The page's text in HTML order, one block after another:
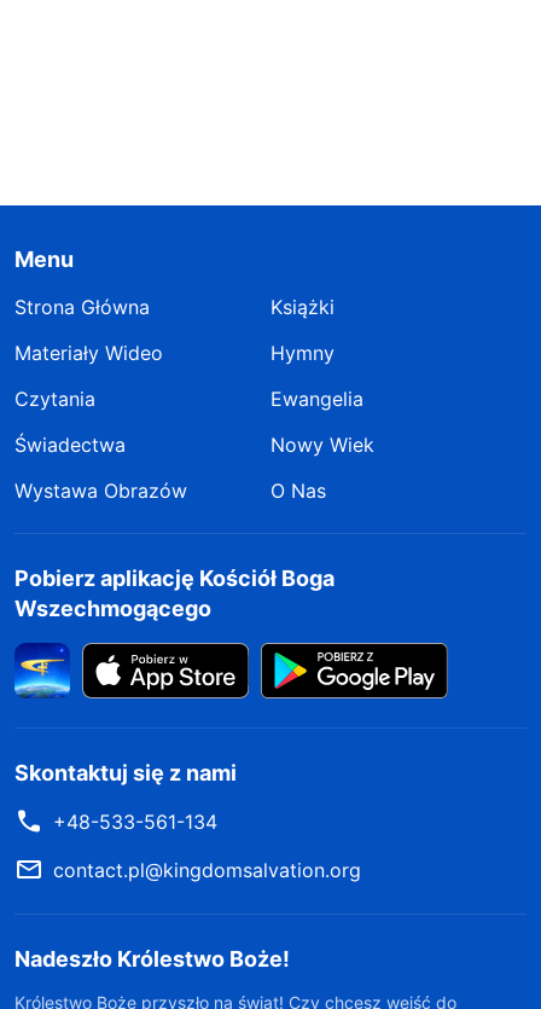
Menu
Strona Główna
Książki
Materiały Wideo
Hymny
Czytania
Ewangelia
Świadectwa
Nowy Wiek
Wystawa Obrazów
O Nas
Pobierz aplikację Kościół Boga
Wszechmogącego
Skontaktuj się z nami
+48-533-561-134
contact.pl@kingdomsalvation.org
Nadeszło Królestwo Boże!
Królestwo Boże przyszło na świat! Czy chcesz wejść do